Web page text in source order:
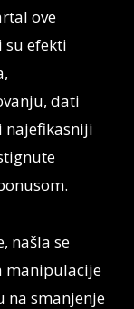
ove
su efekti
dati
najefikasniji
našla se
manipulacije
na smanjenje